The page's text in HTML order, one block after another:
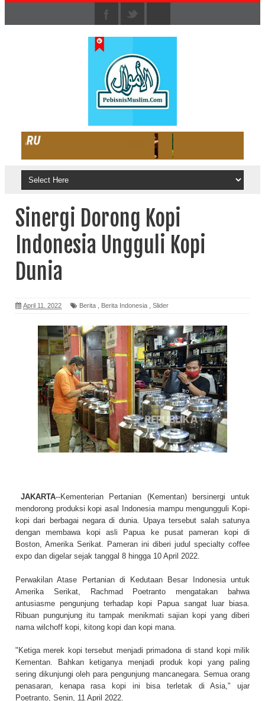
Sinergi Dorong Kopi
Indonesia Ungguli Kopi
Dunia
April 11, 2022 Berita Berita Indonesia Slider
JAKARTA--Kementerian Pertanian (Kementan) bersinergi untuk
mendorong produksi kopi asal Indonesia mampu mengungguli Kopi-
kopi dari berbagai negara di dunia. Upaya tersebut salah satunya
dengan membawa kopi asli Papua ke pusat pameran kopi di
Boston, Amerika Serikat. Pameran ini diberi judul specialty coffee
expo dan digelar sejak tanggal 8 hingga 10 April 2022.
Perwakilan Atase Pertanian di Kedutaan Besar Indonesia untuk
Amerika Serikat, Rachmad Poetranto mengatakan bahwa
antusiasme pengunjung terhadap kopi Papua sangat luar biasa.
Ribuan pungunjung itu tampak menikmati sajian kopi yang diberi
nama wilchoff kopi, kitong kopi dan kopi mana.
"Ketiga merek kopi tersebut menjadi primadona di stand kopi milik
Kementan. Bahkan ketiganya menjadi produk kopi yang paling
sering dikunjungi oleh para pengunjung mancanegara. Semua orang
penasaran, kenapa rasa kopi ini bisa terletak di Asia," ujar
Poetranto, Senin, 11 April 2022.